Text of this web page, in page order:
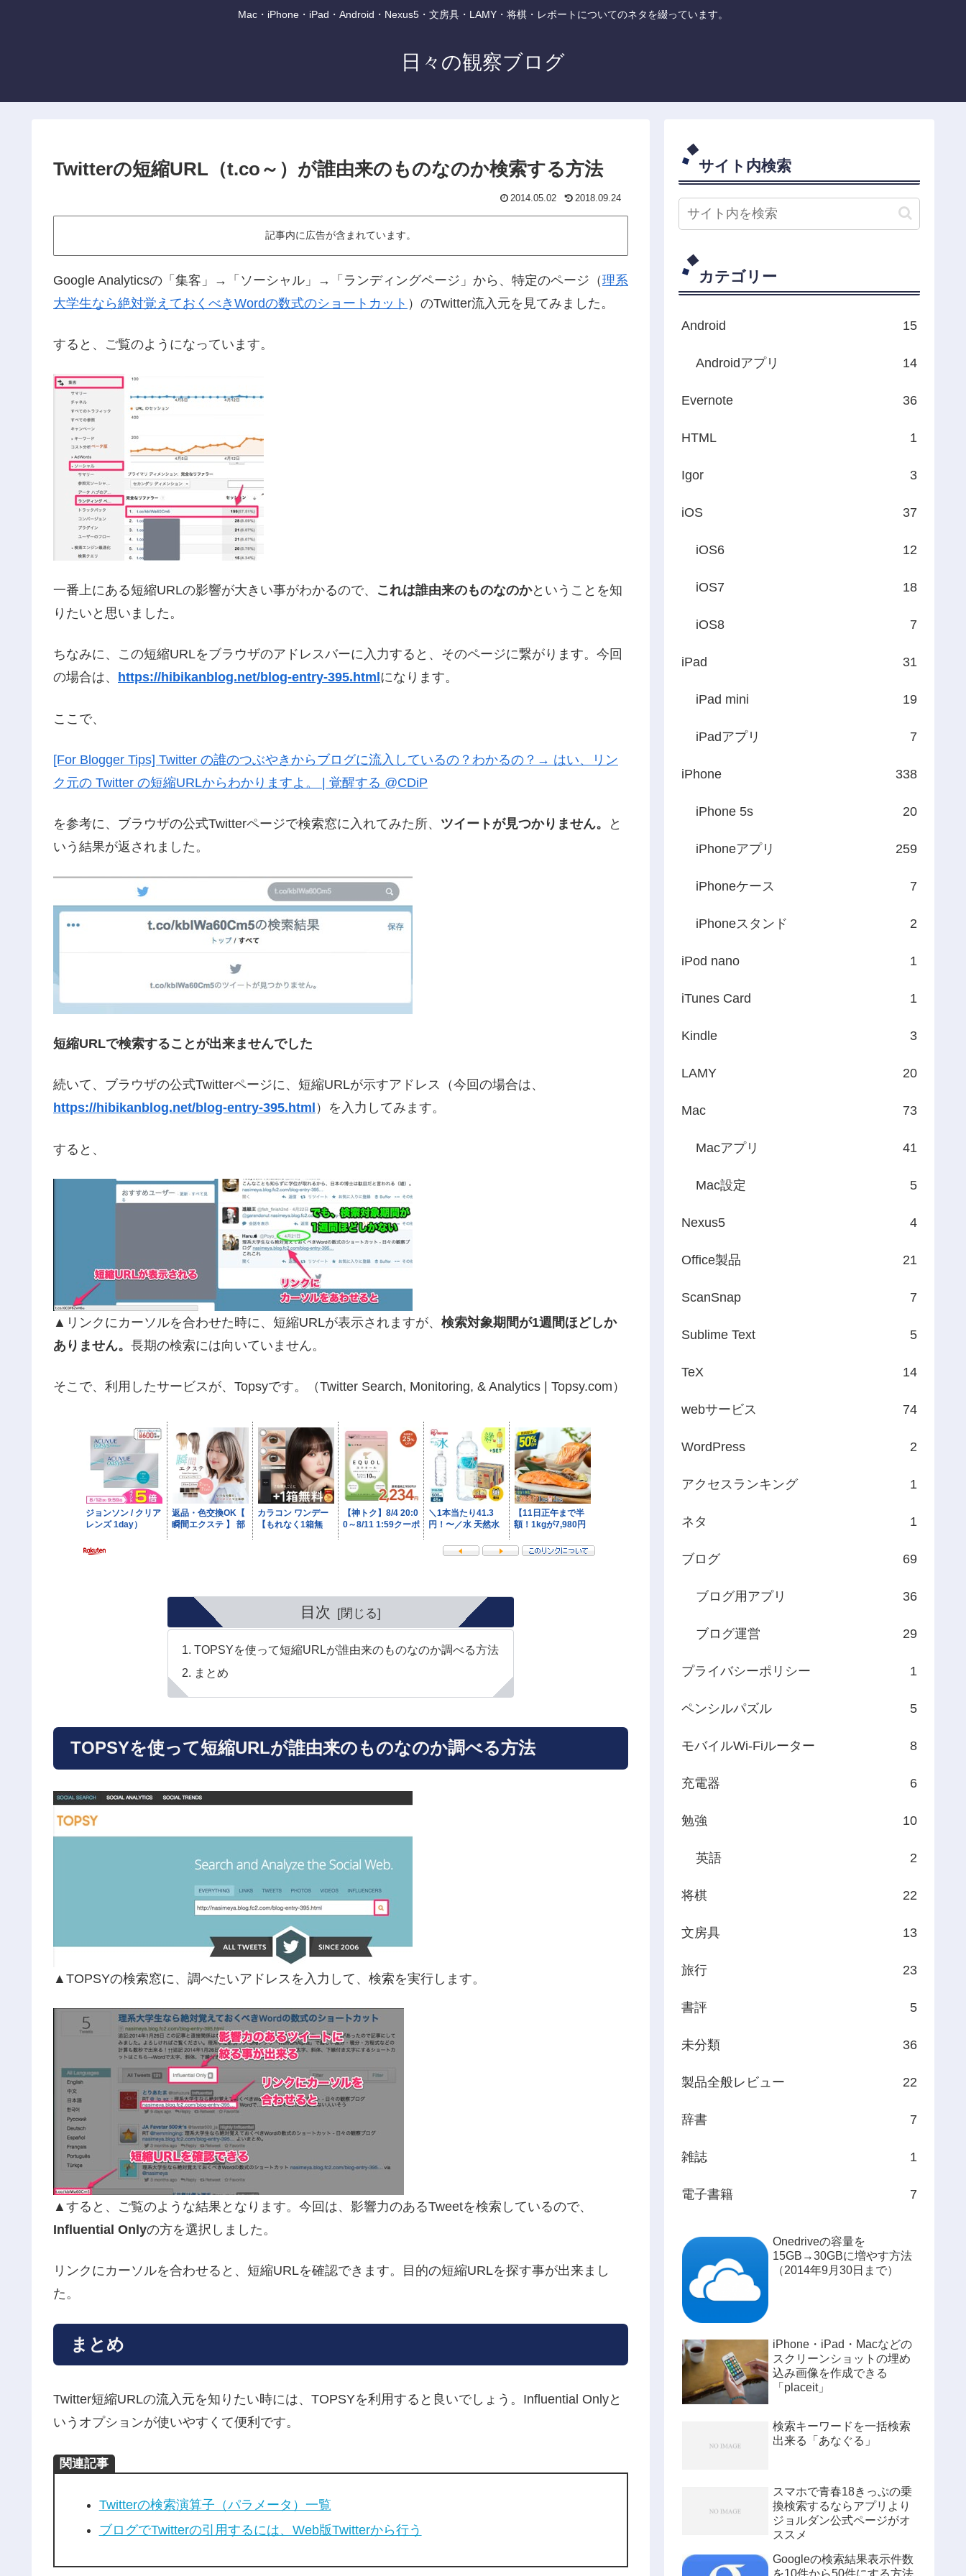
Mac・iPhone・iPad・Android・Nexus5・文房具・LAMY・将棋・レポートについてのネタを綴っています。
日々の観察ブログ
Twitterの短縮URL（t.co～）が誰由来のものなのか検索する方法
2014.05.02 2018.09.24
記事内に広告が含まれています。
Google Analyticsの「集客」→「ソーシャル」→「ランディングページ」から、特定のページ（理系
大学生なら絶対覚えておくべきWordの数式のショートカット ）のTwitter流入元を見てみました。
すると、ご覧のようになっています。
一番上にある短縮URLの影響が大きい事がわかるので、 これは誰由来のものなのかということを知
りたいと思いました。
ちなみに、この短縮URLをブラウザのアドレスバーに入力すると、そのページに繋がります。今回
の場合は、
https://hibikanblog.net/blog-entry-395.html になります。
ここで、
[For Blogger Tips] Twitter の誰のつぶやきからブログに流入しているの？わかるの？→ はい、リン
ク元の Twitter の短縮URLからわかりますよ。 | 覚醒する @CDiP
を参考に、ブラウザの公式Twitterページで検索窓に入れてみた所、 ツイートが見つかりません。
と
いう結果が返されました。
短縮URLで検索することが出来ませんでした
続いて、ブラウザの公式Twitterページに、短縮URLが示すアドレス（今回の場合は、
https://hibikanblog.net/blog-entry-395.html ）を入力してみます。
すると、
▲リンクにカーソルを合わせた時に、短縮URLが表示されますが、 検索対象期間が1週間ほどしか
ありません。 長期の検索には向いていません。
そこで、利用したサービスが、Topsyです。（Twitter Search, Monitoring, & Analytics | Topsy.com）
目次
TOPSYを使って短縮URLが誰由来のものなのか調べる方法
まとめ
TOPSYを使って短縮URLが誰由来のものなのか調べる方法
▲TOPSYの検索窓に、調べたいアドレスを入力して、検索を実行します。
▲すると、ご覧のような結果となります。今回は、影響力のあるTweetを検索しているので、
Influential Onlyの方を選択しました。
リンクにカーソルを合わせると、短縮URLを確認できます。目的の短縮URLを探す事が出来まし
た。
まとめ
Twitter短縮URLの流入元を知りたい時には、TOPSYを利用すると良いでしょう。Influential Onlyと
いうオプションが使いやすくて便利です。
関連記事
Twitterの検索演算子（パラメータ）一覧
ブログでTwitterの引用するには、Web版Twitterから行う
サイト内検索
カテゴリー
Android 15
Androidアプリ 14
Evernote 36
HTML 1
Igor 3
iOS 37
iOS6 12
iOS7 18
iOS8 7
iPad 31
iPad mini 19
iPadアプリ 7
iPhone 338
iPhone 5s 20
iPhoneアプリ 259
iPhoneケース 7
iPhoneスタンド 2
iPod nano 1
iTunes Card 1
Kindle 3
LAMY 20
Mac 73
Macアプリ 41
Mac設定 5
Nexus5 4
Office製品 21
ScanSnap 7
Sublime Text 5
TeX 14
webサービス 74
WordPress 2
アクセスランキング 1
ネタ 1
ブログ 69
ブログ用アプリ 36
ブログ運営 29
プライバシーポリシー 1
ペンシルパズル 5
モバイルWi-Fiルーター 8
充電器 6
勉強 10
英語 2
将棋 22
文房具 13
旅行 23
書評 5
未分類 36
製品全般レビュー 22
辞書 7
雑誌 1
電子書籍 7
Onedriveの容量を
15GB→30GBに増やす方法
（2014年9月30日まで）
iPhone・iPad・Macなどの
スクリーンショットの埋め
込み画像を作成できる
「placeit」
検索キーワードを一括検索
出来る「あなぐる」
スマホで青春18きっぷの乗
換検索するならアプリより
ジョルダン公式ページがオ
ススメ
Googleの検索結果表示件数
を10件から50件にする方法